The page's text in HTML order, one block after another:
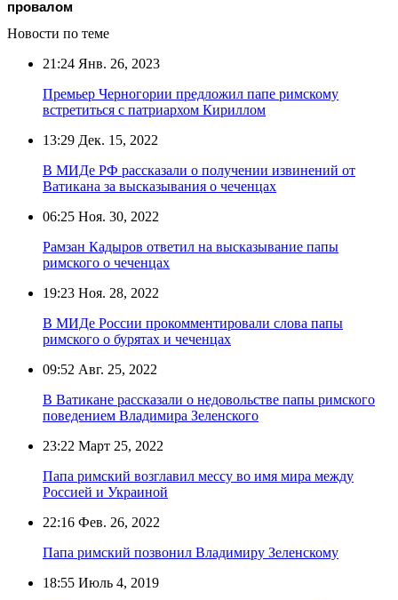
провалом
Новости по теме
21:24 Янв. 26, 2023
Премьер Черногории предложил папе римскому
встретиться с патриархом Кириллом
13:29 Дек. 15, 2022
В МИДе РФ рассказали о получении извинений от
Ватикана за высказывания о чеченцах
06:25 Ноя. 30, 2022
Рамзан Кадыров ответил на высказывание папы
римского о чеченцах
19:23 Ноя. 28, 2022
В МИДе России прокомментировали слова папы
римского о бурятах и чеченцах
09:52 Авг. 25, 2022
В Ватикане рассказали о недовольстве папы римского
поведением Владимира Зеленского
23:22 Март 25, 2022
Папа римский возглавил мессу во имя мира между
Россией и Украиной
22:16 Фев. 26, 2022
Папа римский позвонил Владимиру Зеленскому
18:55 Июль 4, 2019